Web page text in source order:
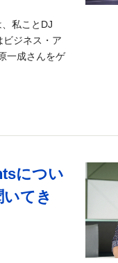
私ことDJ
ビジネス・ア
一成さんをゲ
につい
てき